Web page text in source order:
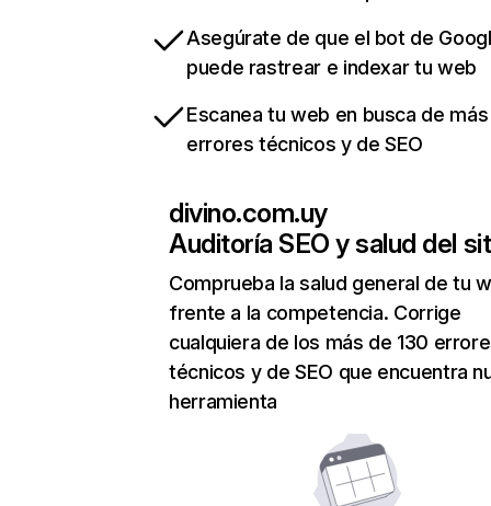
Asegúrate de que el bot de
puede rastrear e indexar tu web
Escanea tu web en busca de
errores técnicos y de SEO
divino.com.uy
Auditoría SEO y salud del
Comprueba la salud general de tu
frente a la competencia. Corrige
cualquiera de los más de 130
técnicos y de SEO que encuentra
herramienta